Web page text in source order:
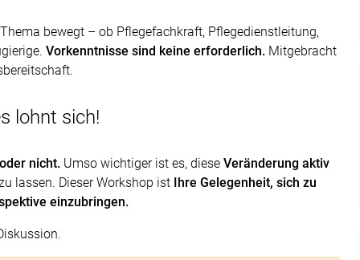
bewegt – ob Pflegefachkraft, Pflegedienstleitung,
Vorkenntnisse sind keine erforderlich. Mitgebracht
lohnt sich!
nicht. Umso wichtiger ist es, diese Veränderung aktiv
lassen. Dieser Workshop ist Ihre Gelegenheit, sich zu
einzubringen.